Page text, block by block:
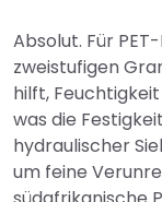
Absolut. Für
zweistufigen
hilft,
was die
hydraulischer
um feine